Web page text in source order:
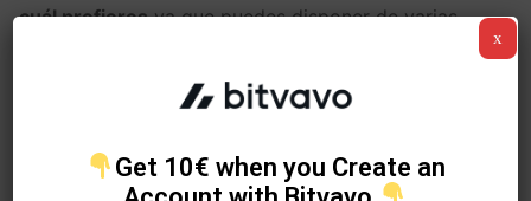
cuál prefieresya que puedes disponer de varias
mirar que monedas se puede comprar en cada
cambiar de broker si quieres tener otra moneda y no
está disponible en ese sitio web.
Get 10€ when you Create an
x